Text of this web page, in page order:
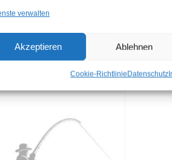
verwalten
Akzeptieren Ablehnen
Cookie-RichtlinieDatenschutz